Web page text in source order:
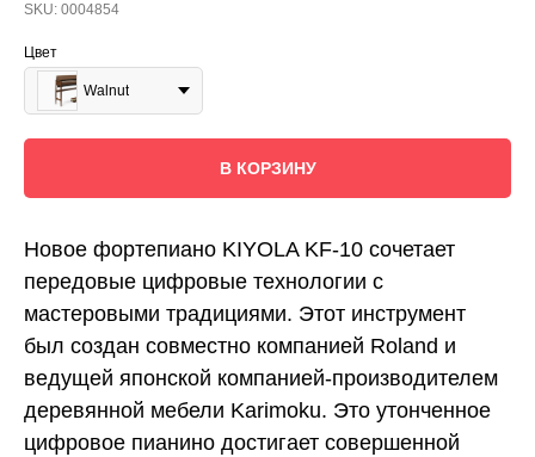
SKU: 0004854
Цвет
Walnut
В КОРЗИНУ
Новое фортепиано KIYOLA KF-10 сочетает
передовые цифровые технологии с
мастеровыми традициями. Этот инструмент
был создан совместно компанией Roland и
ведущей японской компанией-производителем
деревянной мебели Karimoku. Это утонченное
цифровое пианино достигает совершенной